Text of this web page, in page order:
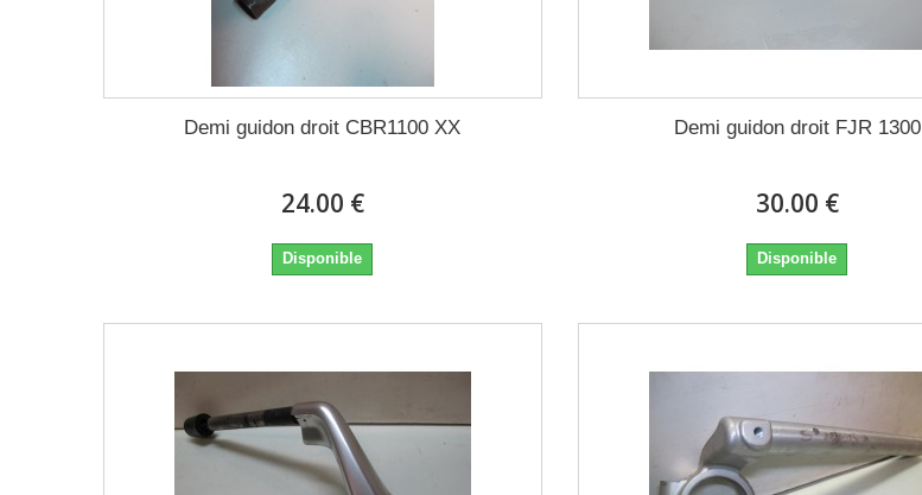
Demi guidon droit CBR1100 XX
24.00 €
Disponible
Demi guidon droit FJR 1300
30.00 €
Disponible